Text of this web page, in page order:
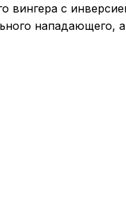
вингера с
нападающего,